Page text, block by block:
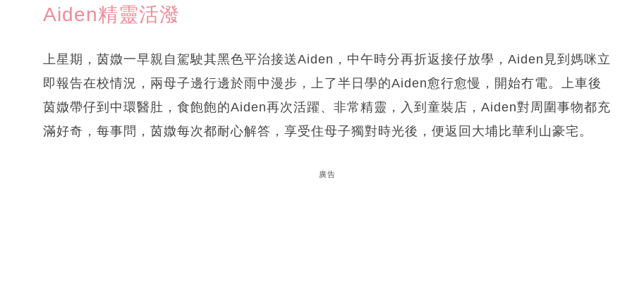
Aiden精靈活潑
上星期，茵媺一早親自駕駛其黑色平治接送Aiden，中午時分再折返接仔放學，Aiden見到媽咪立
即報告在校情況，兩母子邊行邊於雨中漫步，上了半日學的Aiden愈行愈慢，開始冇電。上車後
茵媺帶仔到中環醫肚，食飽飽的Aiden再次活躍、非常精靈，入到童裝店，Aiden對周圍事物都充
滿好奇，每事問，茵媺每次都耐心解答，享受住母子獨對時光後，便返回大埔比華利山豪宅。
廣告